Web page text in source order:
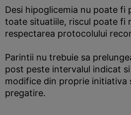
Desi hipoglicemia nu poate fi
toate situatiile, riscul poate fi
respectarea protocolului
Parintii nu trebuie sa
post peste intervalul indicat
modifice din proprie initiativa
pregatire.